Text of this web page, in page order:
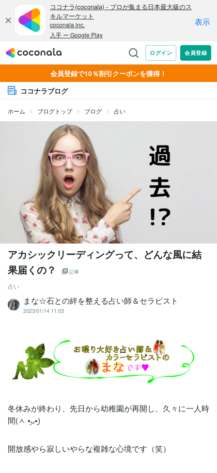
会員登録で10％割引クーポンを獲得！
ココナラブログ
ホーム ブログトップ ブログ 占い
アカシックリーディングって、どんな風に結
果届くの？
記事
占い
まな☆石との絆を整える占い師＆セラピスト
2023/01/14 11:03
冬休みが終わり、先日から幼稚園が再開し、久々に一人時
間(ㅅ •͈ᴗ•͈)
開放感やら寂しいやらな複雑な心境です（笑）